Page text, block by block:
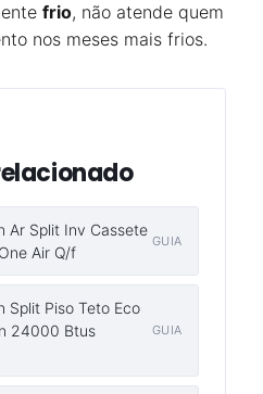
frio, não atende quem
nos meses mais frios.
Ar Split Inv Cassete
Air Q/f
GUIA
Split Piso Teto Eco
24000 Btus
GUIA